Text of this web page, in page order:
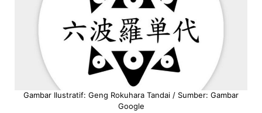
Gambar Ilustratif: Geng Rokuhara Tandai / Sumber: Gambar
Google